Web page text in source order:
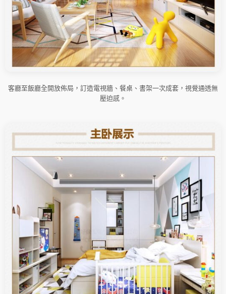
客廳至飯廳全開放佈局，訂造電視牆、餐桌、書架一次成套，視覺通透無
壓迫感。